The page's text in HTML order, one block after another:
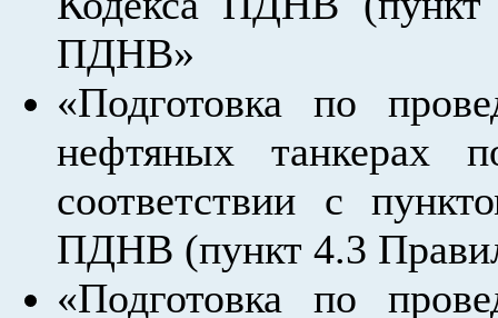
ПДНВ»
«Подготовка по
нефтяных танкерах
соответствии с
ПДНВ (пункт 4.3
«Подготовка по